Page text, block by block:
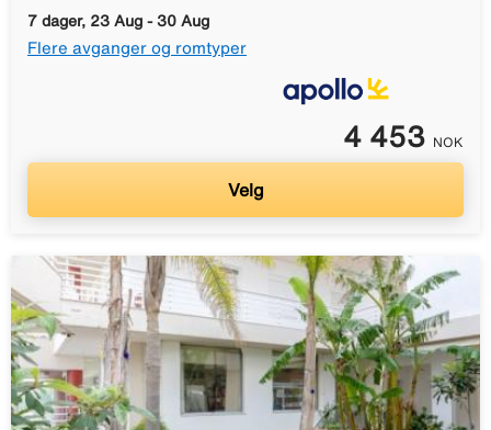
7 dager, 23 Aug - 30 Aug
Flere avganger og romtyper
4 453 NOK
Velg